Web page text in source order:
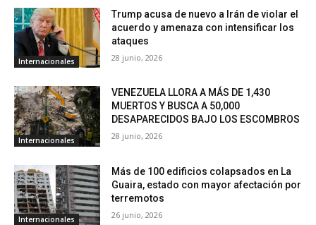
Internacionales
Trump acusa de nuevo a Irán de violar el
acuerdo y amenaza con intensificar los
ataques
28 junio, 2026
Internacionales
VENEZUELA LLORA A MÁS DE 1,430
MUERTOS Y BUSCA A 50,000
DESAPARECIDOS BAJO LOS ESCOMBROS
28 junio, 2026
Internacionales
Más de 100 edificios colapsados en La
Guaira, estado con mayor afectación por
terremotos
26 junio, 2026